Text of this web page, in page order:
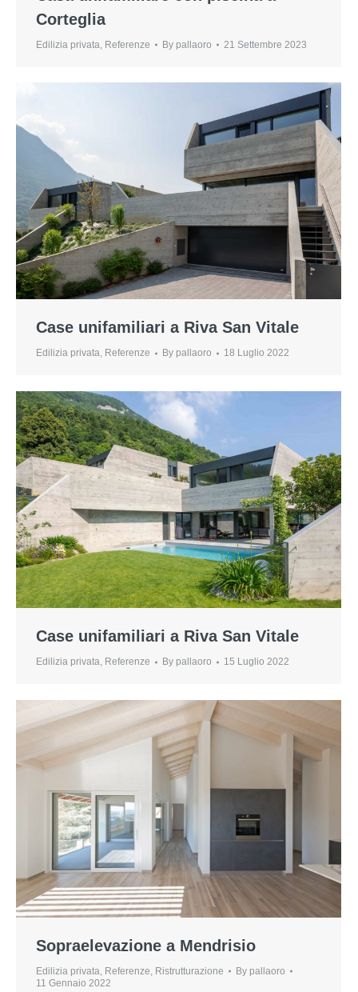
Corteglia
Edilizia privata Referenze By pallaoro 21 Settembre 2023
Case unifamiliari a Riva San Vitale
Edilizia privata, Referenze By pallaoro 18 Luglio 2022
Case unifamiliari a Riva San Vitale
Edilizia privata, Referenze By pallaoro 15 Luglio 2022
Sopraelevazione a Mendrisio
Edilizia privata Referenze Ristrutturazione By pallaoro
11 Gennaio 2022